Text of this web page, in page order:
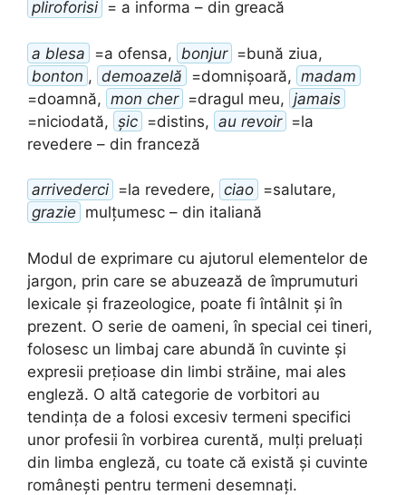
pliroforisi = a informa – din greacă
a blesa =a ofensa, bonjur =bună ziua,
bonton , demoazelă =domnișoară, madam
=doamnă, mon cher =dragul meu, jamais
=niciodată, șic =distins, au revoir =la
revedere – din franceză
arrivederci =la revedere, ciao =salutare,
grazie mulțumesc – din italiană
Modul de exprimare cu ajutorul elementelor de
jargon, prin care se abuzează de împrumuturi
lexicale și frazeologice, poate fi întâlnit și în
prezent. O serie de oameni, în special cei tineri,
folosesc un limbaj care abundă în cuvinte și
expresii prețioase din limbi străine, mai ales
engleză. O altă categorie de vorbitori au
tendința de a folosi excesiv termeni specifici
unor profesii în vorbirea curentă, mulți preluați
din limba engleză, cu toate că există și cuvinte
românești pentru termeni desemnați.